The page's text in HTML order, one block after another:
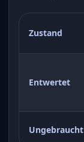
Zustand
Entwertet
Ungebraucht